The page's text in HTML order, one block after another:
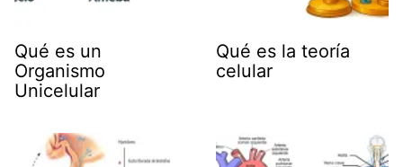
Qué es un
Organismo
Unicelular
Qué es la teoría
celular